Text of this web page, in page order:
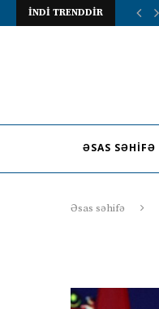
İNDİ TRENDDİR
ƏSAS SƏHIFƏ
Əsas səhifə